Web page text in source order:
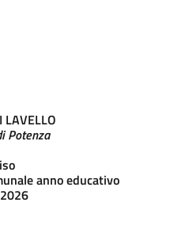
LAVELLO
Potenza
anno educativo